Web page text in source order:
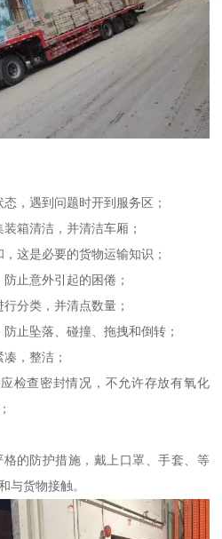
，遇到问题时开到服务区；
箱清洁，并清洁车厢；
这是必要的货物运输知识；
止意外引起的困倦；
分类，并清点数量；
止坠落、碰撞、拖拽和倒转；
，整洁；
检查密封情况，不允许存放有氧化
的防护措施，戴上口罩、手套、等
与货物接触。